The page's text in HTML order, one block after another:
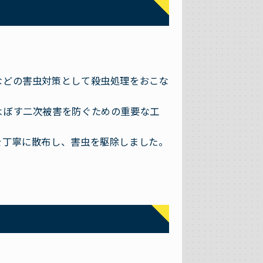
の害虫対策として殺虫処理をおこな
す二次被害を防ぐための重要な工
寧に散布し、害虫を駆除しました。